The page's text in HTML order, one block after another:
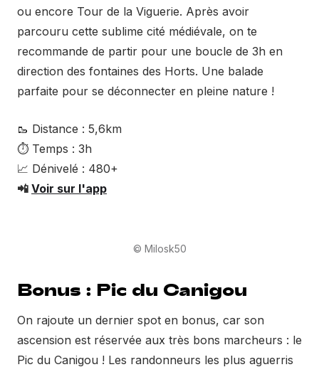
ou encore Tour de la Viguerie. Après avoir
parcouru cette sublime cité médiévale, on te
recommande de partir pour une boucle de 3h en
direction des fontaines des Horts. Une balade
parfaite pour se déconnecter en pleine nature !
🥾 Distance : 5,6km
⏱ Temps : 3h
📈 Dénivelé : 480+
📲 Voir sur l'app
© Milosk50
Bonus : Pic du Canigou
On rajoute un dernier spot en bonus, car son
ascension est réservée aux très bons marcheurs : le
Pic du Canigou ! Les randonneurs les plus aguerris